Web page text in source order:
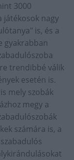
3000
játékosok nagy
is, és a
gyakrabban
trendibbé válik
esetén is.
mely szobák
megy a
számára is, a